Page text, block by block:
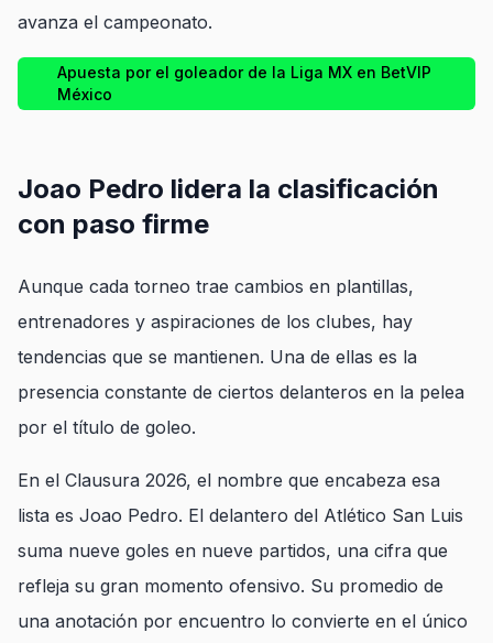
avanza el campeonato.
Apuesta por el goleador de la Liga MX en BetVIP
México
Joao Pedro lidera la clasificación
con paso firme
Aunque cada torneo trae cambios en plantillas,
entrenadores y aspiraciones de los clubes, hay
tendencias que se mantienen. Una de ellas es la
presencia constante de ciertos delanteros en la pelea
por el título de goleo.
En el Clausura 2026, el nombre que encabeza esa
lista es Joao Pedro. El delantero del Atlético San Luis
suma nueve goles en nueve partidos, una cifra que
refleja su gran momento ofensivo. Su promedio de
una anotación por encuentro lo convierte en el único